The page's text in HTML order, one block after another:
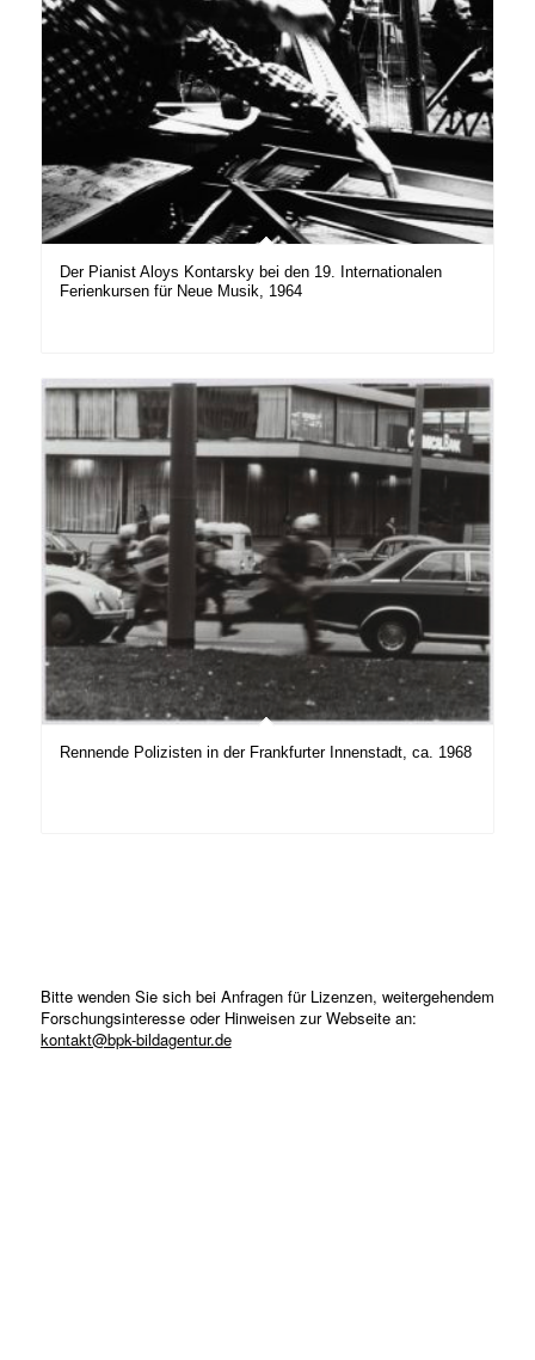
Der Pianist Aloys Kontarsky bei den 19. Internationalen
Ferienkursen für Neue Musik, 1964
Rennende Polizisten in der Frankfurter Innenstadt, ca. 1968
Bitte wenden Sie sich bei Anfragen für Lizenzen, weitergehendem
Forschungsinteresse oder Hinweisen zur Webseite an:
kontakt@bpk-bildagentur.de